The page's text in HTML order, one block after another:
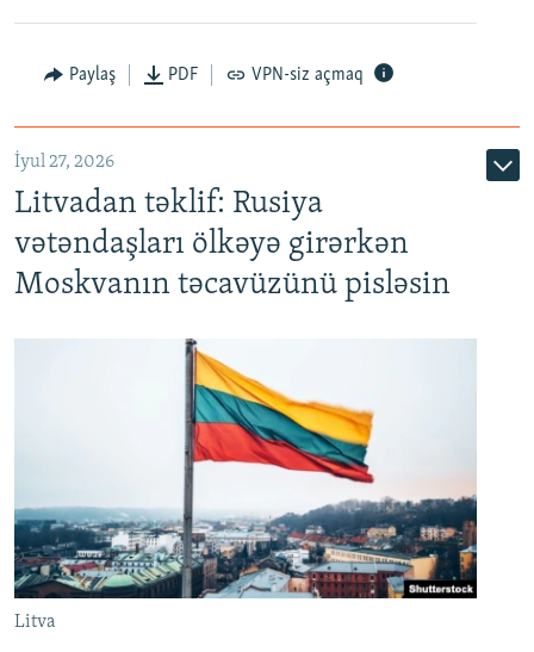
Paylaş PDF VPN-siz açmaq
İyul 27, 2026
Litvadan təklif: Rusiya
vətəndaşları ölkəyə girərkən
Moskvanın təcavüzünü pisləsin
Litva